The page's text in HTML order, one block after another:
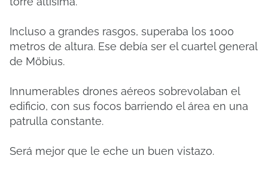
Incluso a grandes rasgos, superaba los 1000
metros de altura. Ese debía ser el cuartel general
de Möbius.
Innumerables drones aéreos sobrevolaban el
edificio, con sus focos barriendo el área en una
patrulla constante.
Será mejor que le eche un buen vistazo.